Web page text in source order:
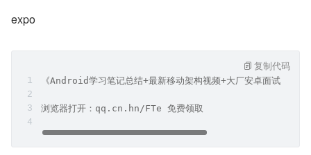
expo
《Android学习笔记总结+最新移动架构视频+大厂安卓面试真题+
浏览器打开：qq.cn.hn/FTe 免费领取
复制代码